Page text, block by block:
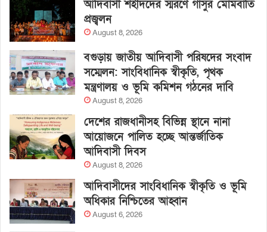
আদিবাসী শহীদদের স্মরণে গাসুর মোমবাতি
প্রজ্বলন
August 8, 2026
বগুড়ায় জাতীয় আদিবাসী পরিষদের সংবাদ
সম্মেলন: সাংবিধানিক স্বীকৃতি, পৃথক
মন্ত্রণালয় ও ভূমি কমিশন গঠনের দাবি
August 8, 2026
দেশের রাজধানীসহ বিভিন্ন স্থানে নানা
আয়োজনে পালিত হচ্ছে আন্তর্জাতিক
আদিবাসী দিবস
August 8, 2026
আদিবাসীদের সাংবিধানিক স্বীকৃতি ও ভূমি
অধিকার নিশ্চিতের আহ্বান
August 6, 2026